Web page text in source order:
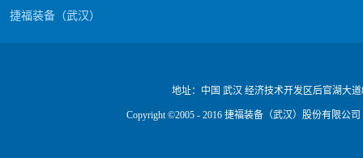
捷福装备（武汉）股份有限公司电阻焊产品#c
Copyright ©2005 - 2016 捷福装备（武汉）股份有限公司
地址： 中国 武汉 经济技术开发区后官湖大